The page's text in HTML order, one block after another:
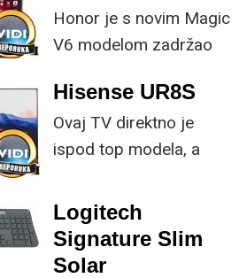
Honor je s novim Magic
V6 modelom zadržao
specifikacije, no
istovremeno
implementirao
ključne svakom
korisniku.
Hisense UR8S
Ovaj TV direktno je
ispod top modela, a
male ustupke možete
osjetno uštedjeti pri
kupnji.
Logitech
Signature Slim
Solar